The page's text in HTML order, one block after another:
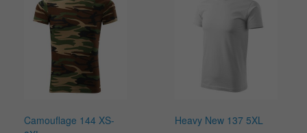
Camouflage 144 XS-
Heavy New 137 5XL